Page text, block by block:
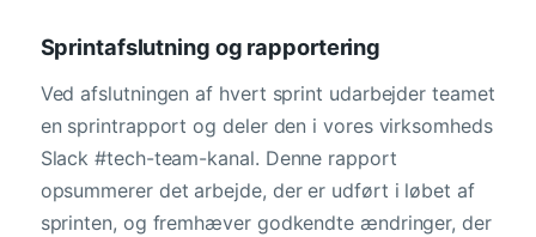
Sprintafslutning og rapportering
Ved afslutningen af hvert sprint udarbejder teamet
en sprintrapport og deler den i vores virksomheds
Slack #tech-team-kanal. Denne rapport
opsummerer det arbejde, der er udført i løbet af
sprinten, og fremhæver godkendte ændringer, der